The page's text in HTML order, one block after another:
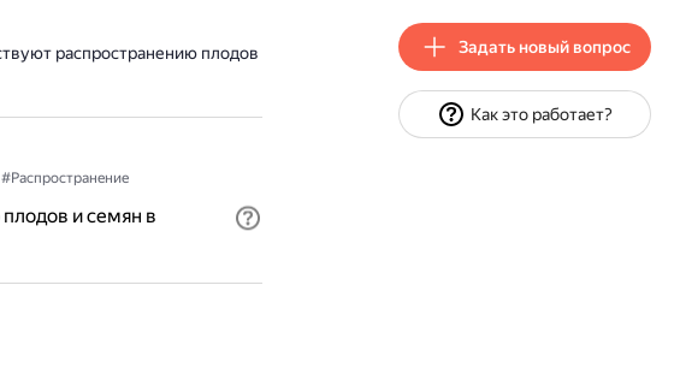
распространению плодов
#Распространение
и семян в
Задать новый вопрос
Как это работает?